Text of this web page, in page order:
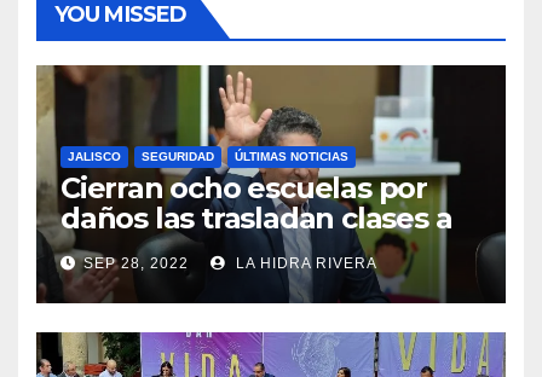
YOU MISSED
JALISCO SEGURIDAD ÚLTIMAS NOTICIAS
Cierran ocho escuelas por
daños las trasladan clases a
sedes alternas.
SEP 28, 2022 LA HIDRA RIVERA